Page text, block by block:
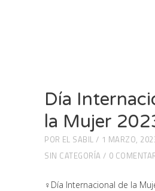
Día
la Mujer
POR EL SABIL
1 MARZO,
SIN CATEGORÍA
0
♀️Día Internacional de la